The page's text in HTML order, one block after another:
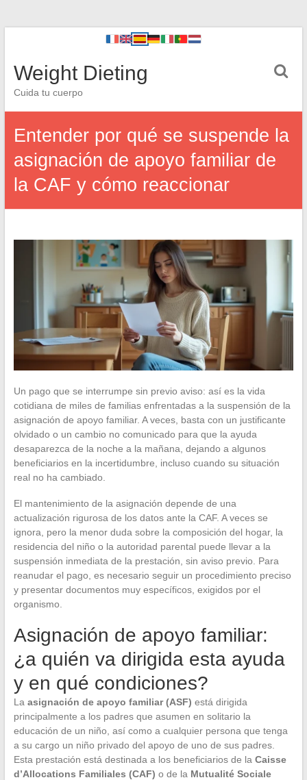
Weight Dieting
Cuida tu cuerpo
Entender por qué se suspende la
asignación de apoyo familiar de
la CAF y cómo reaccionar
Un pago que se interrumpe sin previo aviso: así es la vida
cotidiana de miles de familias enfrentadas a la suspensión de la
asignación de apoyo familiar. A veces, basta con un justificante
olvidado o un cambio no comunicado para que la ayuda
desaparezca de la noche a la mañana, dejando a algunos
beneficiarios en la incertidumbre, incluso cuando su situación
real no ha cambiado.
El mantenimiento de la asignación depende de una
actualización rigurosa de los datos ante la CAF. A veces se
ignora, pero la menor duda sobre la composición del hogar, la
residencia del niño o la autoridad parental puede llevar a la
suspensión inmediata de la prestación, sin aviso previo. Para
reanudar el pago, es necesario seguir un procedimiento preciso
y presentar documentos muy específicos, exigidos por el
organismo.
Asignación de apoyo familiar:
¿a quién va dirigida esta ayuda
y en qué condiciones?
La asignación de apoyo familiar (ASF) está dirigida
principalmente a los padres que asumen en solitario la
educación de un niño, así como a cualquier persona que tenga
a su cargo un niño privado del apoyo de uno de sus padres.
Esta prestación está destinada a los beneficiarios de la Caisse
d’Allocations Familiales (CAF) o de la Mutualité Sociale